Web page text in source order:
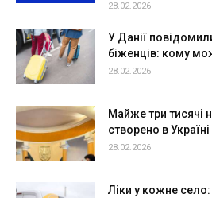
28.02.2026
У Данії
біженців: кому
28.02.2026
Майже три тисячі
створено в
28.02.2026
Ліки у кожне